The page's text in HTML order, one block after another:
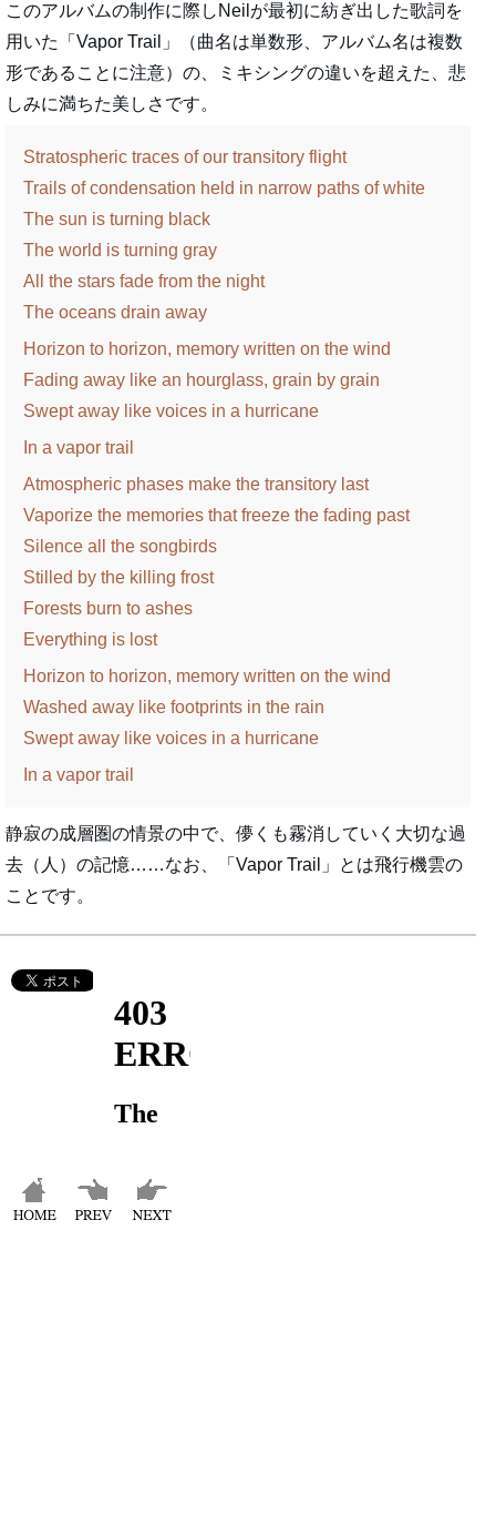
このアルバムの制作に際しNeilが最初に紡ぎ出した歌詞を
用いた「Vapor Trail」（曲名は単数形、アルバム名は複数
形であることに注意）の、ミキシングの違いを超えた、悲
しみに満ちた美しさです。
Stratospheric traces of our transitory flight
Trails of condensation held in narrow paths of white
The sun is turning black
The world is turning gray
All the stars fade from the night
The oceans drain away
Horizon to horizon, memory written on the wind
Fading away like an hourglass, grain by grain
Swept away like voices in a hurricane
In a vapor trail
Atmospheric phases make the transitory last
Vaporize the memories that freeze the fading past
Silence all the songbirds
Stilled by the killing frost
Forests burn to ashes
Everything is lost
Horizon to horizon, memory written on the wind
Washed away like footprints in the rain
Swept away like voices in a hurricane
In a vapor trail
静寂の成層圏の情景の中で、儚くも霧消していく大切な過
去（人）の記憶……なお、「Vapor Trail」とは飛行機雲の
ことです。